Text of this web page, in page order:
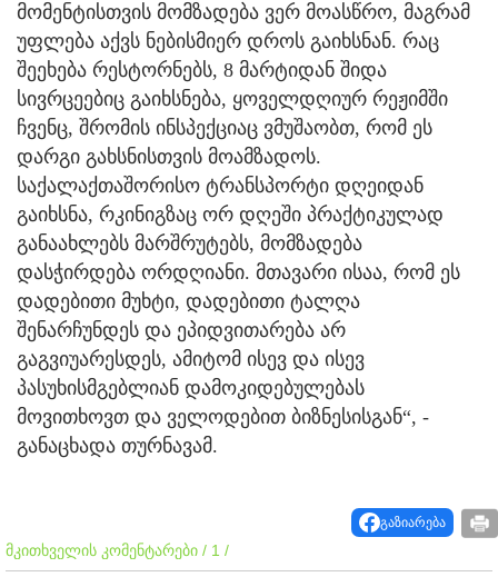
მომენტისთვის მომზადება ვერ მოასწრო, მაგრამ
უფლება აქვს ნებისმიერ დროს გაიხსნან. რაც
შეეხება რესტორნებს, 8 მარტიდან შიდა
სივრცეებიც გაიხსნება, ყოველდღიურ რეჟიმში
ჩვენც, შრომის ინსპექციაც ვმუშაობთ, რომ ეს
დარგი გახსნისთვის მოამზადოს.
საქალაქთაშორისო ტრანსპორტი დღეიდან
გაიხსნა, რკინიგზაც ორ დღეში პრაქტიკულად
განაახლებს მარშრუტებს, მომზადება
დასჭირდება ორდღიანი. მთავარი ისაა, რომ ეს
დადებითი მუხტი, დადებითი ტალღა
შენარჩუნდეს და ეპიდვითარება არ
გაგვიუარესდეს, ამიტომ ისევ და ისევ
პასუხისმგებლიან დამოკიდებულებას
მოვითხოვთ და ველოდებით ბიზნესისგან“, -
განაცხადა თურნავამ.
გაზიარება
მკითხველის კომენტარები / 1 /